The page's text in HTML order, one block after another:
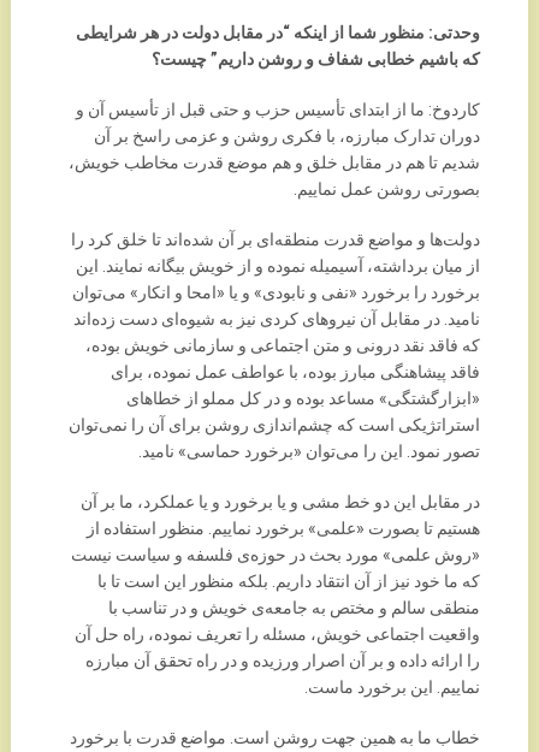
وحدتی: منظور شما از اینکه “در مقابل دولت در هر شرایطی
که باشیم خطابی شفاف و روشن داریم” چیست؟
کاردوخ: ما از ابتدای تأسیس حزب و حتی قبل از تأسیس آن و
دوران تدارک مبارزه، با فکری روشن و عزمی راسخ بر آن
شدیم تا هم در مقابل خلق و هم موضع قدرت مخاطب خویش،
بصورتی روشن عمل نماییم.
دولت‌ها و مواضع قدرت منطقه‌ای بر آن شده‌اند تا خلق کرد را
از میان برداشته، آسیمیله نموده و از خویش بیگانه نمایند. این
برخورد را برخورد «نفی و نابودی» و یا «امحا و انکار» می‌توان
نامید. در مقابل آن نیروهای کردی نیز به شیوه‌ای دست زده‌اند
که فاقد نقد درونی و متن اجتماعی و سازمانی خویش بوده،
فاقد پیشاهنگی مبارز بوده، با عواطف عمل نموده، برای
«ابزارگشتگی» مساعد بوده و در کل مملو از خطاهای
استراتژیکی است که چشم‌اندازی روشن برای آن را نمی‌توان
تصور نمود. این را می‌توان «برخورد حماسی» نامید.
در مقابل این دو خط ‌مشی و یا برخورد و یا عملکرد، ما بر آن
هستیم تا بصورت «علمی» برخورد نماییم. منظور استفاده از
«روش علمی» مورد بحث در حوز‌ه‌ی فلسفه و سیاست نیست
که ما خود نیز از آن انتقاد داریم. بلکه منظور این است تا با
منطقی سالم و مختص به جامعه‌ی خویش و در تناسب با
واقعیت اجتماعی خویش، مسئله را تعریف نموده، راه حل آن
را ارائه داده و بر آن اصرار ورزیده و در راه تحقق آن مبارزه
نماییم. این برخورد ماست.
خطاب ما به همین جهت روشن است. مواضع قدرت با برخورد